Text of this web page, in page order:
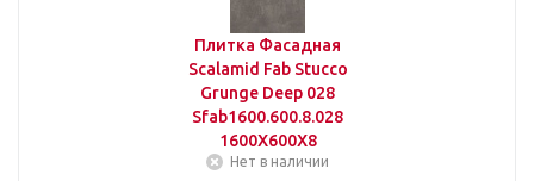
Плитка Фасадная
Scalamid Fab Stucco
Grunge Deep 028
Sfab1600.600.8.028
1600X600X8
Нет в наличии